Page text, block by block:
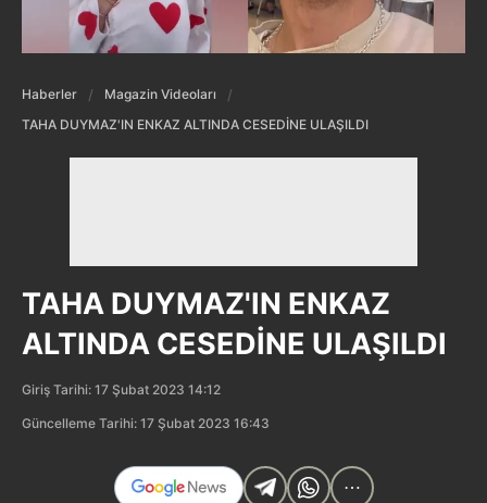
Haberler
Magazin Videoları
TAHA DUYMAZ'IN ENKAZ ALTINDA CESEDİNE ULAŞILDI
TAHA DUYMAZ'IN ENKAZ
ALTINDA CESEDİNE ULAŞILDI
Giriş Tarihi: 17 Şubat 2023 14:12
Güncelleme Tarihi: 17 Şubat 2023 16:43